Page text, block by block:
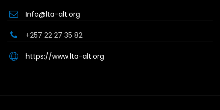
Info@lta-alt.org
+257 22 27 35 82
https://www.lta-alt.org